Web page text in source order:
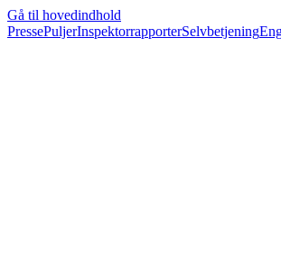
Gå til hovedindhold
PressePuljerInspektorrapporterSelvbetjening